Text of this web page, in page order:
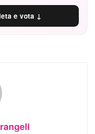
e vota ↓